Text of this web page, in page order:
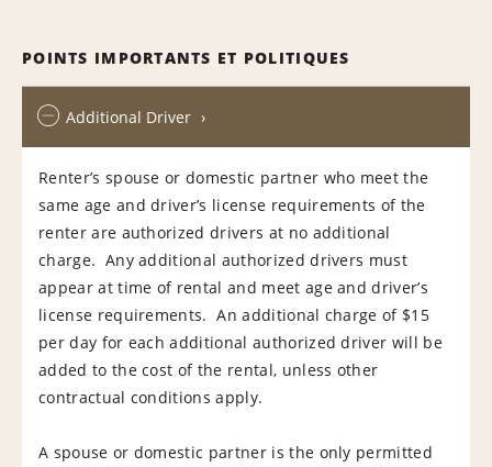
POINTS IMPORTANTS ET POLITIQUES
Additional Driver
Renter’s spouse or domestic partner who meet the
same age and driver’s license requirements of the
renter are authorized drivers at no additional
charge. Any additional authorized drivers must
appear at time of rental and meet age and driver’s
license requirements. An additional charge of $15
per day for each additional authorized driver will be
added to the cost of the rental, unless other
contractual conditions apply.
A spouse or domestic partner is the only permitted